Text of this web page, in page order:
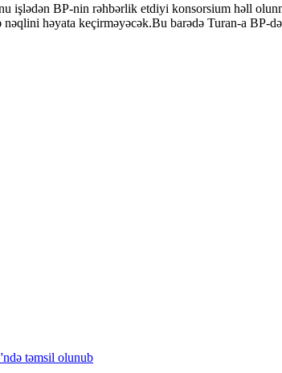
BP-nin rəhbərlik etdiyi konsorsium həll
həyata keçirməyəcək.Bu barədə Turan-a